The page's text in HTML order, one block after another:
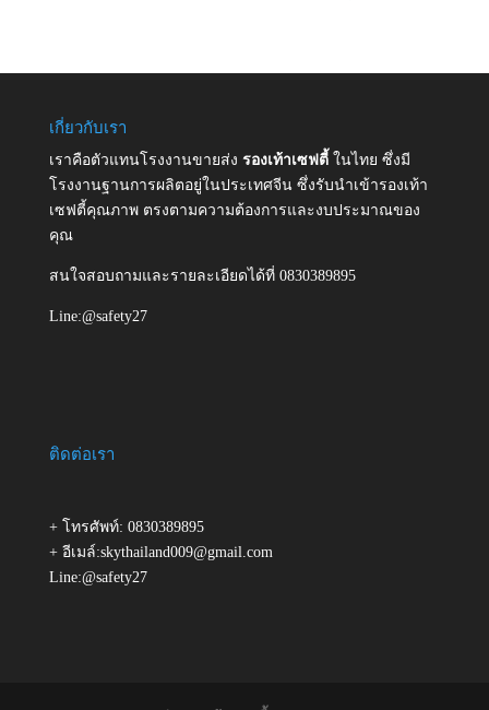
เกี่ยวกับเรา
เราคือตัวแทนโรงงานขายส่ง รองเท้าเซฟตี้ ในไทย ซึ่งมี
โรงงานฐานการผลิตอยู่ในประเทศจีน ซึ่งรับนำเข้ารองเท้า
เซฟตี้คุณภาพ ตรงตามความต้องการและงบประมาณของ
คุณ
สนใจสอบถามและรายละเอียดได้ที่ 0830389895
Line:@safety27
ติดต่อเรา
+ โทรศัพท์: 0830389895
+ อีเมล์:skythailand009@gmail.com
Line:@safety27